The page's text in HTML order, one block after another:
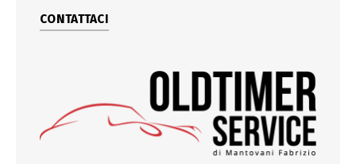
CONTATTACI